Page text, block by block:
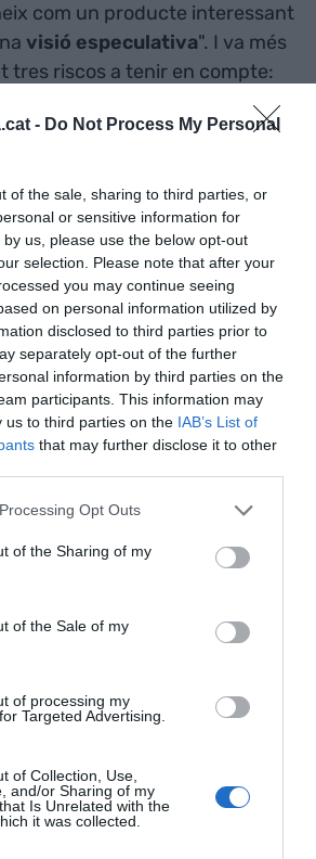
- Do Not Process My Personal
of the sale, sharing to third parties, or
or sensitive information for
us, please use the below opt-out
selection. Please note that after your
you may continue seeing
on personal information utilized by
disclosed to third parties prior to
separately opt-out of the further
information by third parties on the
participants. This information may
us to third parties on the IAB’s List of
that may further disclose it to other
Opt Outs
of the Sharing of my
of the Sale of my
of processing my
Targeted Advertising.
of Collection, Use,
and/or Sharing of my
Is Unrelated with the
it was collected.
com un producte interessant
visió especulativa". I va més
tres riscos a tenir en compte:
assimetria de la informació, la
un tècnic, pel que estàs en
Dit d'una altra manera, hi
coneixement sobre la vertadera
i perills que se'n deriven.
dels teus bitcoins. Si
moneder, doncs mala sort". No
llei que protegeixi l'usuari de
informàtics, pel que el risc és
"portar 50 euros i que te'ls
que valen molt més",
és acotada i mai hi haurà
monedes al món". Així intenta
controlada, i més si
al 2011 ja hi havia assignats
bitcoins. "Això té pinta de
l'expert, "perquè pots acabar
Palau apel·la a la volatilitat
fer el canvi a la moneda